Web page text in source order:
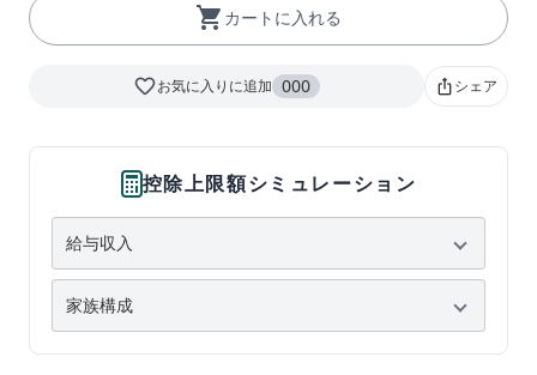
shopping_cart カートに入れる
favorite_borderお気に入りに追加 000 ios_shareシェア
控除上限額シミュレーション